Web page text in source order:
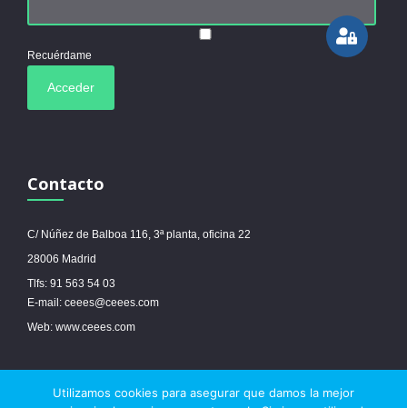
Recuérdame
Contacto
C/ Núñez de Balboa 116, 3ª planta, oficina 22
28006 Madrid
Tlfs: 91 563 54 03
E-mail: ceees@ceees.com
Web: www.ceees.com
© 2017 Ceees - Sitio web desarrollado por espa.es-Aviso legal -Política de
Utilizamos cookies para asegurar que damos la mejor